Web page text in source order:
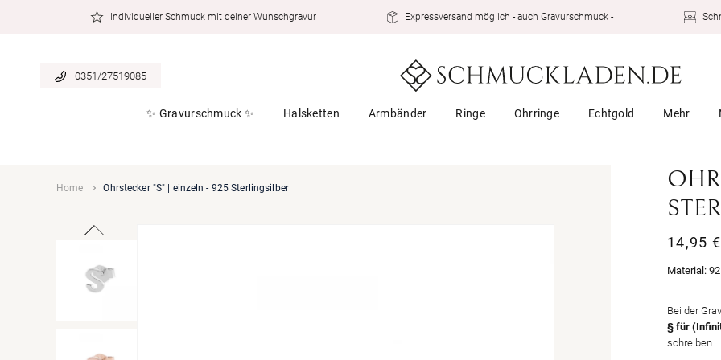
Individueller Schmuck mit deiner Wunschgravur Expressversand möglich - auch Gravurschmuck -
0351/27519085
✨ Gravurschmuck ✨ Halsketten Armbänder Ringe Ohrringe Echtgold Mehr
Home Ohrstecker "S" | einzeln - 925 Sterlingsilber
14,95 €
Material:
Bei der
§ für
schreiben.